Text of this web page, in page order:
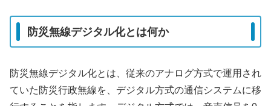
防災無線デジタル化とは何か
防災無線デジタル化とは、従来のアナログ方式で運用され
ていた防災行政無線を、デジタル方式の通信システムに移